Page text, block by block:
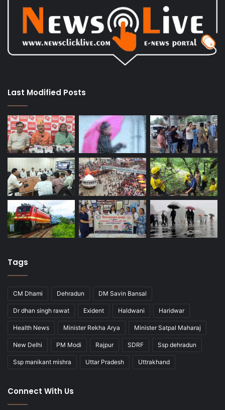
Last Modified Posts
Tags
CM Dhami Dehradun DM Savin Bansal
Dr dhan singh rawat Exident Haldwani Haridwar
Health News Minister Rekha Arya Minister Satpal Maharaj
New Delhi PM Modi Rajpur SDRF Ssp dehradun
Ssp manikant mishra Uttar Pradesh Uttrakhand
Connect With Us